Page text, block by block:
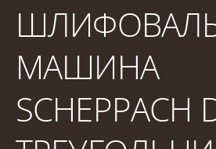
МАШИНА
SCHEPPACH